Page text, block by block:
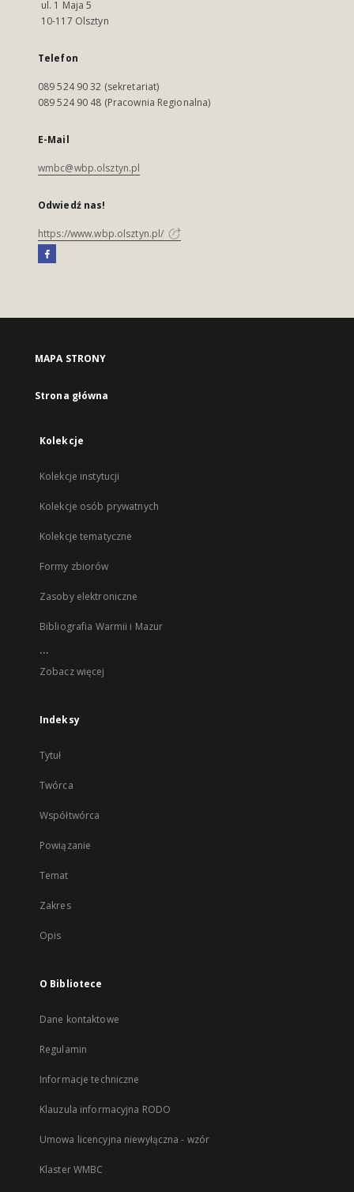
ul. 1 Maja 5
10-117 Olsztyn
Telefon
089 524 90 32 (sekretariat)
089 524 90 48 (Pracownia Regionalna)
E-Mail
wmbc@wbp.olsztyn.pl
Odwiedź nas!
https://www.wbp.olsztyn.pl/
MAPA STRONY
Strona główna
Kolekcje
Kolekcje instytucji
Kolekcje osób prywatnych
Kolekcje tematyczne
Formy zbiorów
Zasoby elektroniczne
Bibliografia Warmii i Mazur
...
Zobacz więcej
Indeksy
Tytuł
Twórca
Współtwórca
Powiązanie
Temat
Zakres
Opis
O Bibliotece
Dane kontaktowe
Regulamin
Informacje techniczne
Klauzula informacyjna RODO
Umowa licencyjna niewyłączna - wzór
Klaster WMBC